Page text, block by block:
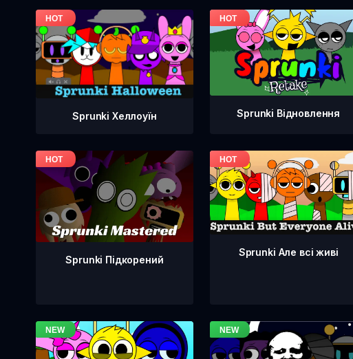
Sprunki Хеллоуїн Sprunki Відновлення
Sprunki Підкорений
Sprunki Але всі живі